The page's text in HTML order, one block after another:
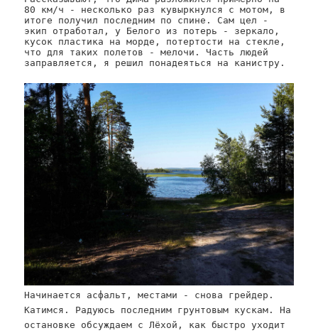
80 км/ч - несколько раз кувыркнулся с мотом, в
итоге получил последним по спине. Сам цел -
экип отработал, у Белого из потерь - зеркало,
кусок пластика на морде, потертости на стекле,
что для таких полетов - мелочи. Часть людей
заправляется, я решил понадеяться на канистру.
Начинается асфальт, местами - снова грейдер.
Катимся. Радуюсь последним грунтовым кускам. На
остановке обсуждаем с Лёхой, как быстро уходит